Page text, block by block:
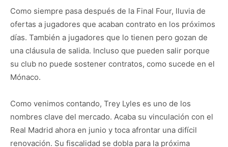
Como siempre pasa después de la Final Four, lluvia de
ofertas a jugadores que acaban contrato en los próximos
días. También a jugadores que lo tienen pero gozan de
una cláusula de salida. Incluso que pueden salir porque
su club no puede sostener contratos, como sucede en el
Mónaco.
Como venimos contando, Trey Lyles es uno de los
nombres clave del mercado. Acaba su vinculación con el
Real Madrid ahora en junio y toca afrontar una difícil
renovación. Su fiscalidad se dobla para la próxima